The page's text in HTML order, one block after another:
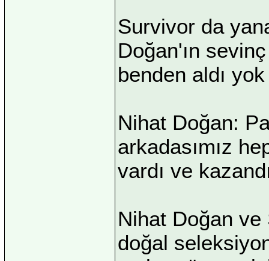
Survivor da
Doğan'ın
benden aldı
Nihat Doğan:
arkadasımız
vardı ve
Nihat Doğan
doğal